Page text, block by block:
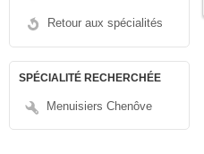
Retour aux spécialités
SPÉCIALITÉ RECHERCHÉE
Menuisiers Chenôve